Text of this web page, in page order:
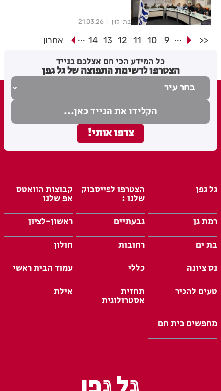
בתי לוין 21.03.26
<<
...
9
10
11
12
13
14
... אחרון
כל המידע הכי חם אצלכם בנייד
הצטרפו לרשימת התפוצה של גל גפן
גל גפן הצטרפו לפייסבוק
שלנו :
קבוצות הוואטס
אפ שלנו
רמת גן
גבעתיים
ראשון-לציון
בת ים
רחובות
חולון
נס ציונה
כללי
עמוד הבית ראשי
טעים להכיר
תחזית
אסטרולוגית
אילת
מחפשים בית חם